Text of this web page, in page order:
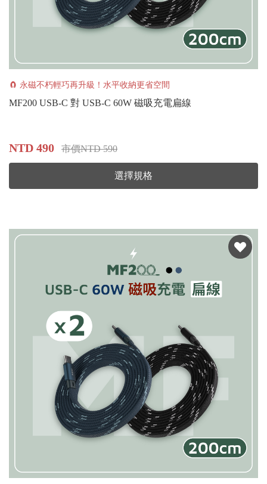
🧲 永磁不朽輕巧再升級！水平收納更省空間
MF200 USB-C 對 USB-C 60W 磁吸充電扁線
NTD 490 市價NTD 590
選擇規格